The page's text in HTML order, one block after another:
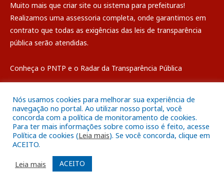
Muito mais que criar site ou sistema para prefeituras!
Realizamos uma assessoria completa, onde garantimos em
contrato que todas as exigências das leis de transparência
pública serão atendidas.
Conheça o PNTP e o Radar da Transparência Pública
Todos os direitos reservados a Câmara Municipal de Breves
Mapa do Site
Acessar o Webmail
Nós usamos cookies para melhorar sua experiência de
navegação no portal. Ao utilizar nosso portal, você
concorda com a política de monitoramento de cookies.
Para ter mais informações sobre como isso é feito, acesse
Política de cookies (Leia mais). Se você concorda, clique em
ACEITO.
Leia mais
ACEITO